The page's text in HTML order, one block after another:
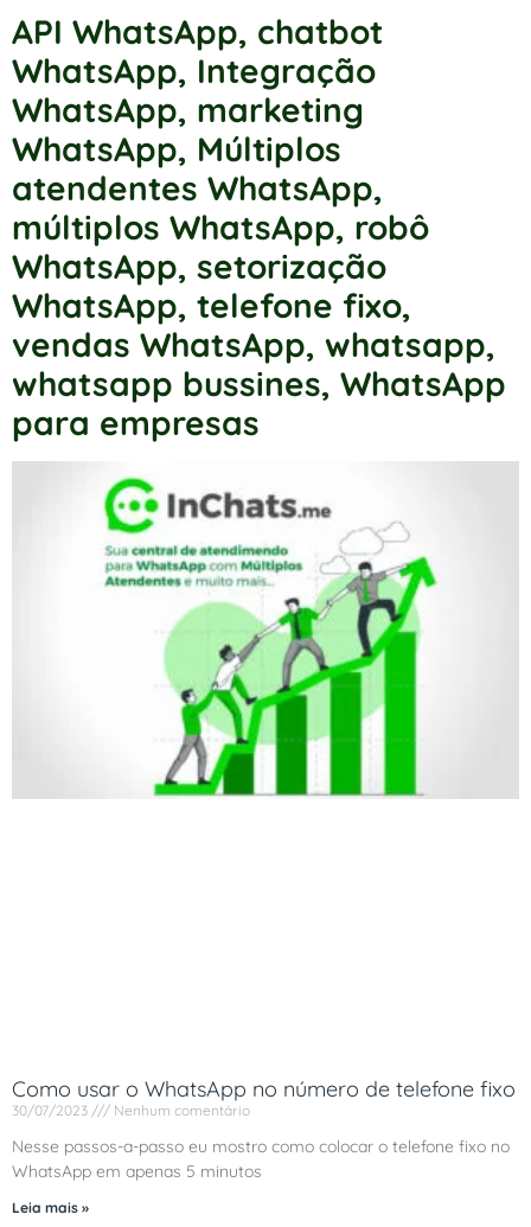
API WhatsApp, chatbot
WhatsApp, Integração
WhatsApp, marketing
WhatsApp, Múltiplos
atendentes WhatsApp,
múltiplos WhatsApp, robô
WhatsApp, setorização
WhatsApp, telefone fixo,
vendas WhatsApp, whatsapp,
whatsapp bussines, WhatsApp
para empresas
Como usar o WhatsApp no número de telefone fixo
30/07/2023 Nenhum comentário
Nesse passos-a-passo eu mostro como colocar o telefone fixo no
WhatsApp em apenas 5 minutos
Leia mais »